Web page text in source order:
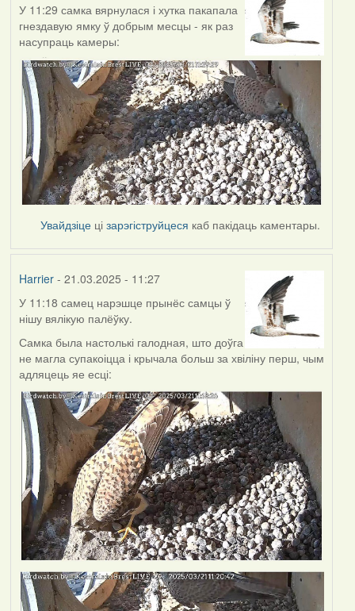
У 11:29 самка вярнулася і хутка пакапала
гнездавую ямку ў добрым месцы - як раз
насупраць камеры:
Увайдзіце цізарэгіструйцеся каб пакідаць каментары.
Harrier- 21.03.2025 - 11:27
У 11:18 самец нарэшце прынёс самцы ў
нішу вялікую палёўку.
Самка была настолькі галодная, што доўга
не магла супакоіцца і крычала больш за хвіліну перш, чым
адляцець яе есці: